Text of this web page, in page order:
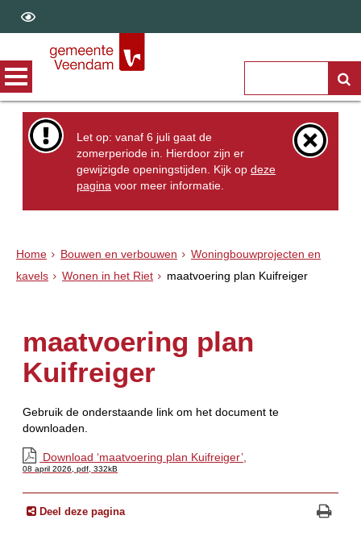
Let op: vanaf 6 juli gaat de
zomerperiode in. Hierdoor zijn er
gewijzigde openingstijden. Kijk opdeze
pagina voor meer informatie.
Home Bouwen en verbouwen
Woningbouwprojecten en
kavels
Wonen in het Riet maatvoering plan Kuifreiger
maatvoering plan
Kuifreiger
Gebruik de onderstaande link om het document te
downloaden.
Download ‘maatvoering plan Kuifreiger’,
08 april 2026,pdf , 332kB
Deel deze pagina